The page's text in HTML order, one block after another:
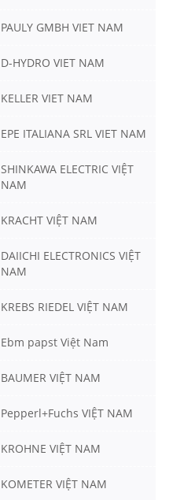
PAULY GMBH VIET NAM
D-HYDRO VIET NAM
KELLER VIET NAM
EPE ITALIANA SRL VIET NAM
SHINKAWA ELECTRIC VIỆT
NAM
KRACHT VIỆT NAM
DAIICHI ELECTRONICS VIỆT
NAM
KREBS RIEDEL VIỆT NAM
Ebm papst Việt Nam
BAUMER VIỆT NAM
Pepperl+Fuchs VIỆT NAM
KROHNE VIỆT NAM
KOMETER VIỆT NAM